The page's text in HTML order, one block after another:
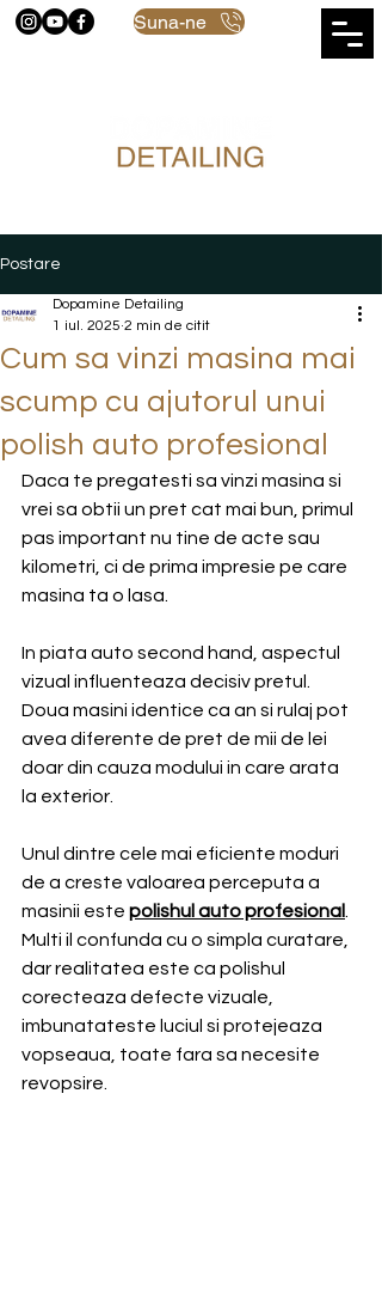
Suna-ne
Postare
Cum sa vinzi masina mai
scump cu ajutorul unui
polish auto profesional
Dopamine Detailing
1 iul. 2025 2 min de citit
Daca te pregatesti sa vinzi masina si
vrei sa obtii un pret cat mai bun, primul
pas important nu tine de acte sau
kilometri, ci de prima impresie pe care
masina ta o lasa.
In piata auto second hand, aspectul
vizual influenteaza decisiv pretul.
Doua masini identice ca an si rulaj pot
avea diferente de pret de mii de lei
doar din cauza modului in care arata
la exterior.
Unul dintre cele mai eficiente moduri
de a creste valoarea perceputa a
masinii este polishul auto profesional
Multi il confunda cu o simpla curatare,
dar realitatea este ca polishul
corecteaza defecte vizuale,
imbunatateste luciul si protejeaza
vopseaua, toate fara sa necesite
revopsire.